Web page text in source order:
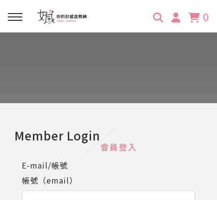
0
線上課程
嚴選商品
活動報名
它站開課
合作邀約
品牌顧問
主持服務
公眾表達影響力
創意活動企劃力
零秒好感溝通術
服務體驗設計課
維琪簡介
學員推薦
客戶好評
媒體報導
維體驗Unique
維觀點Vision
Member Login
會員登入
E-mail/帳號
帳號（email）